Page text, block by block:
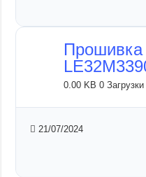
Прошивка
0.00 KB0 Загрузки
21/07/2024